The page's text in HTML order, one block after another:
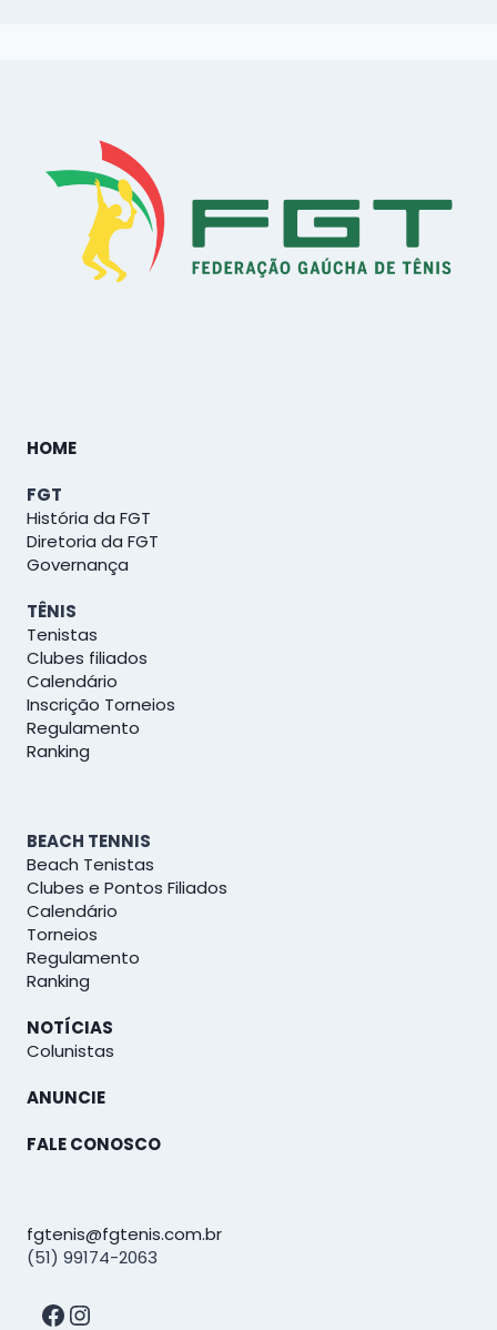
HOME
FGT
História da FGT
Diretoria da FGT
Governança
TÊNIS
Tenistas
Clubes filiados
Calendário
Inscrição Torneios
Regulamento
Ranking
BEACH TENNIS
Beach Tenistas
Clubes e Pontos Filiados
Calendário
Torneios
Regulamento
Ranking
NOTÍCIAS
Colunistas
ANUNCIE
FALE CONOSCO
fgtenis@fgtenis.com.br
(51) 99174-2063
Facebook
Instagram